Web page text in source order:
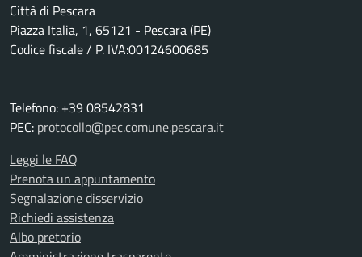
Città di Pescara
Piazza Italia, 1, 65121 - Pescara (PE)
Codice fiscale / P. IVA:00124600685
Telefono: +39 08542831
PEC: protocollo@pec.comune.pescara.it
Leggi le FAQ
Prenota un appuntamento
Segnalazione disservizio
Richiedi assistenza
Albo pretorio